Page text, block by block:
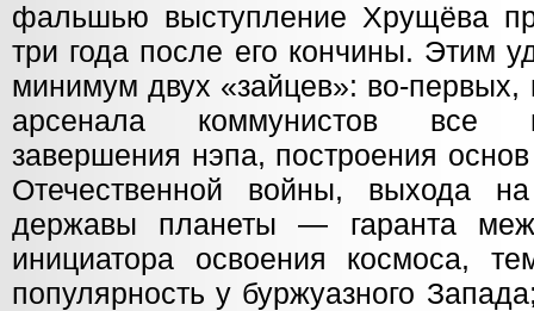
фальшью выступление Хрущёва
три года после его кончины. Этим
минимум двух «зайцев»: во-первых,
арсенала коммунистов все
завершения нэпа, построения
Отечественной войны, выхода
державы планеты — гаранта
инициатора освоения космоса,
популярность у буржуазного